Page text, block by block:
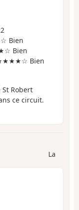
Bien
Bien
Bien
Robert
ce circuit.
La